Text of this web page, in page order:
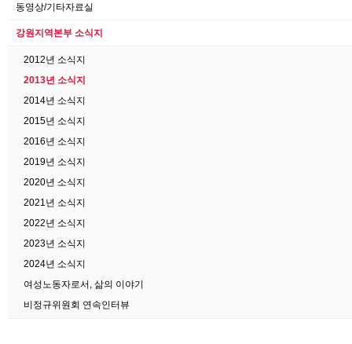
동영상/기타자료실
강원지역본부 소식지
2012년 소식지
2013년 소식지
2014년 소식지
2015년 소식지
2016년 소식지
2019년 소식지
2020년 소식지
2021년 소식지
2022년 소식지
2023년 소식지
2024년 소식지
여성노동자로서, 삶의 이야기
비정규위원회 연속인터뷰